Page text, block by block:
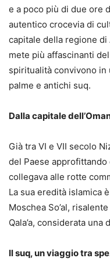
e a poco più di due ore
autentico crocevia di
capitale della regione di
mete più affascinanti
spiritualità convivono in
palme e antichi suq.
Dalla capitale
Già tra VI e VII secolo
del Paese
collegava alle rotte
La sua eredità islamica
Moschea So’al,
Qala’a, considerata
Il suq, un viaggio tra